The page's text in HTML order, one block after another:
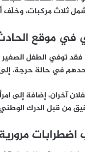
ثلاث مركبات، وخلّف
في موقع
توفي الطفل الصغير
في حالة حرجة،
آخران، إضافة إلى
من قبل الدرك